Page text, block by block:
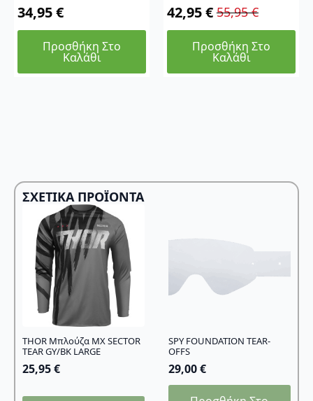
34,95€
Προσθήκη Στο
Καλάθι
55,95€
Original
price
was:
55,95 €.
42,95€
Η
τρέχουσα
τιμή
είναι:
Προσθήκη Στο
Καλάθι
ΣΧΕΤΙΚΆ ΠΡΟΪΌΝΤΑ
THOR Μπλούζα MX SECTOR
TEAR GY/BK LARGE
25,95€
SPY FOUNDATION TEAR-
OFFS
29,00€